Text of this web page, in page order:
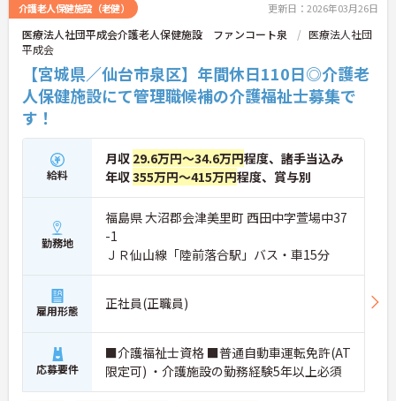
介護老人保健施設（老健） 更新日：2026年03月26日
医療法人社団平成会介護老人保健施設 ファンコート泉
医療法人社団
平成会
【宮城県／仙台市泉区】年間休日110日◎介護老
人保健施設にて管理職候補の介護福祉士募集で
す！
給料
月収 29.6万円～34.6万円程度、諸手当込み
年収355万円～415万円程度、賞与別
勤務地
福島県 大沼郡会津美里町 西田中字萱場中37
-1
ＪＲ仙山線「陸前落合駅」バス・車15分
雇用形態 正社員(正職員)
応募要件
■介護福祉士資格 ■普通自動車運転免許(AT
限定可) ・介護施設の勤務経験5年以上必須